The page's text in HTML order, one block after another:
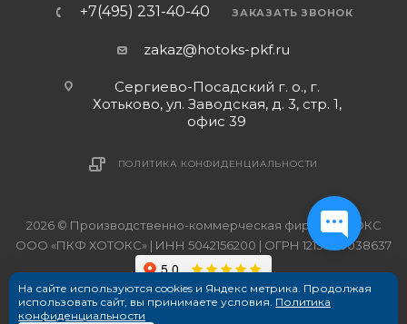
+7(495) 231-40-40 ЗАКАЗАТЬ ЗВОНОК
zakaz@hotoks-pkf.ru
Сергиево-Посадский г. о., г.
Хотьково, ул. Заводская, д. 3, стр. 1,
офис 39
ПОЛИТИКА КОНФИДЕНЦИАЛЬНОСТИ
2026 © Производственно-коммерческая фирма ХОТОКС
ООО «ПКФ ХОТОКС» | ИНН 5042156200 | ОГРН 1215000038637
На сайте используются cookies и Яндекс метрика. Продолжая
использовать сайт, вы принимаете условия. Политика
конфиденциальности